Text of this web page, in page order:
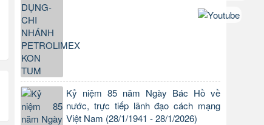
Kỷ niệm 85 năm Ngày Bác Hồ về
nước, trực tiếp lãnh đạo cách mạng
Việt Nam (28/1/1941 - 28/1/2026)